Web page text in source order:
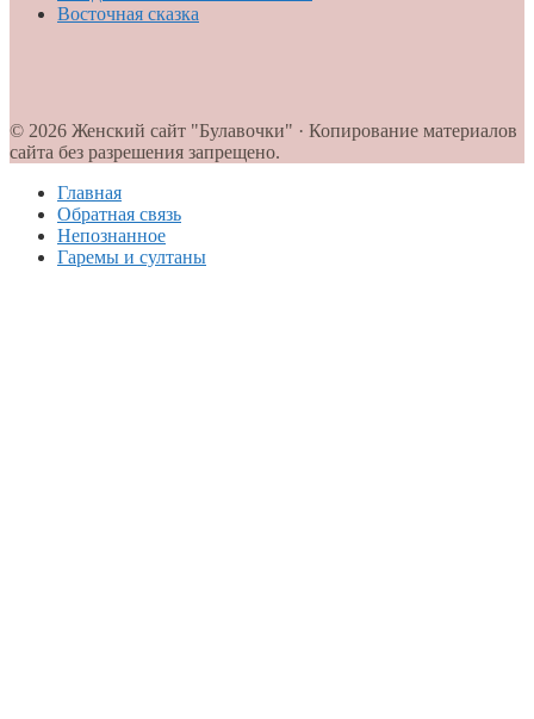
Восточная сказка
© 2026 Женский сайт "Булавочки" · Копирование материалов
сайта без разрешения запрещено.
Главная
Обратная связь
Непознанное
Гаремы и султаны